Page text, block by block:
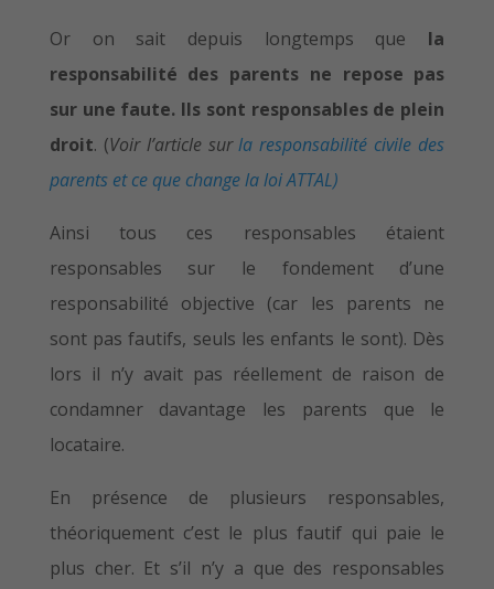
Or on sait depuis longtemps que la
responsabilité des parents ne repose pas
sur une faute. Ils sont responsables de plein
droit. (Voir l’article surla responsabilité civile des
parents et ce que change la loi ATTAL)
Ainsi tous ces responsables étaient
responsables sur le fondement d’une
responsabilité objective (car les parents ne
sont pas fautifs, seuls les enfants le sont). Dès
lors il n’y avait pas réellement de raison de
condamner davantage les parents que le
locataire.
En présence de plusieurs responsables,
théoriquement c’est le plus fautif qui paie le
plus cher. Et s’il n’y a que des responsables